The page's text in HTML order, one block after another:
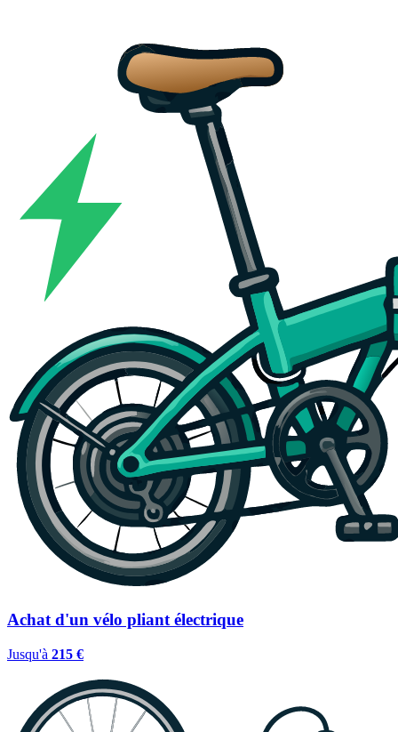
Achat d'un vélo pliant électrique
Jusqu'à 215 €